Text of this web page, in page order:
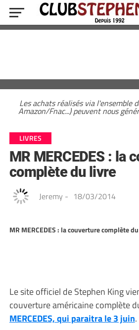
Les achats réalisés via l'ensemble
Amazon/Fnac...) peuvent nous
LIVRES
MR MERCEDES : la
complète du livre
Jeremy - 18/03/2014
MR MERCEDES : la couverture complète
Le site officiel de Stephen King
couverture américaine complète
MERCEDES, qui paraitra le 3 juin.